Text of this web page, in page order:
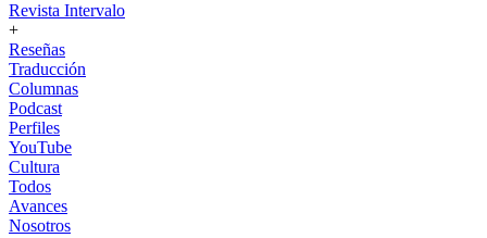
Revista Intervalo
+
Reseñas
Traducción
Columnas
Podcast
Perfiles
YouTube
Cultura
Todos
Avances
Nosotros